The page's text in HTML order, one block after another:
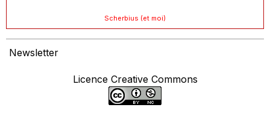
Scherbius (et moi)
Newsletter
Licence Creative Commons